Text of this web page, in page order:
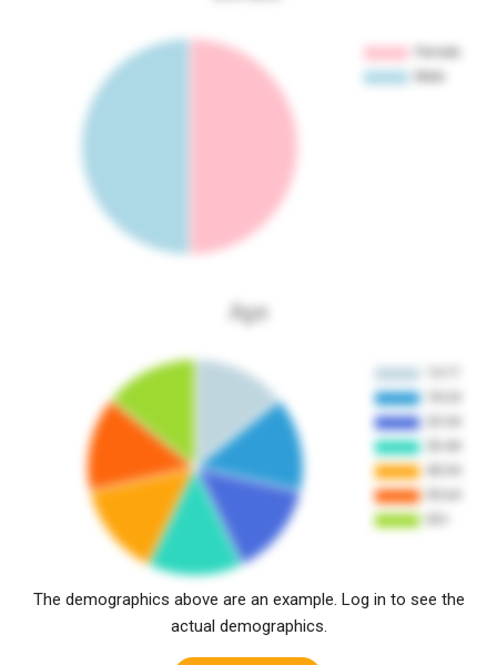
Age
The demographics above are an example. Log in to see the
actual demographics.